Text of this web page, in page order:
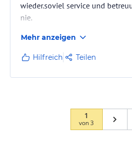
wieder.soviel service und
nie.
Mehr anzeigen
Hilfreich Teilen
1
von3